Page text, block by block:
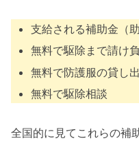
支給される補助金（
無料で駆除まで請け
無料で防護服の貸し
無料で駆除相談
全国的に見てこれらの補